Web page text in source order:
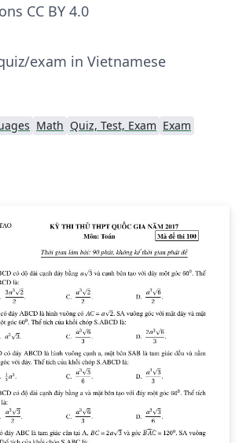
CC BY 4.0
exam in Vietnamese
Math Quiz, Test, Exam Exam